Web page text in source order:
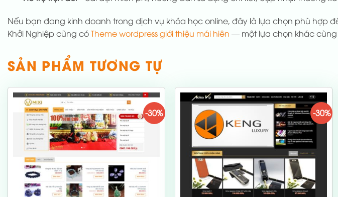
Nếu bạn đang kinh doanh trong dịch vụ khóa học online, đây là lựa chọn phù hợp
Khởi Nghiệp cũng cóTheme wordpress giới thiệu mái hiên — một lựa chọn khác cùng
SẢN PHẨM TƯƠNG TỰ
-30% -30%